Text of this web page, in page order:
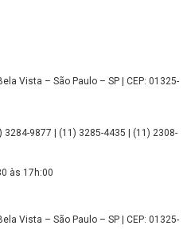
Vista – São Paulo – SP | CEP: 01325-
9877 | (11) 3285-4435 | (11) 2308-
às 17h:00
Vista – São Paulo – SP | CEP: 01325-